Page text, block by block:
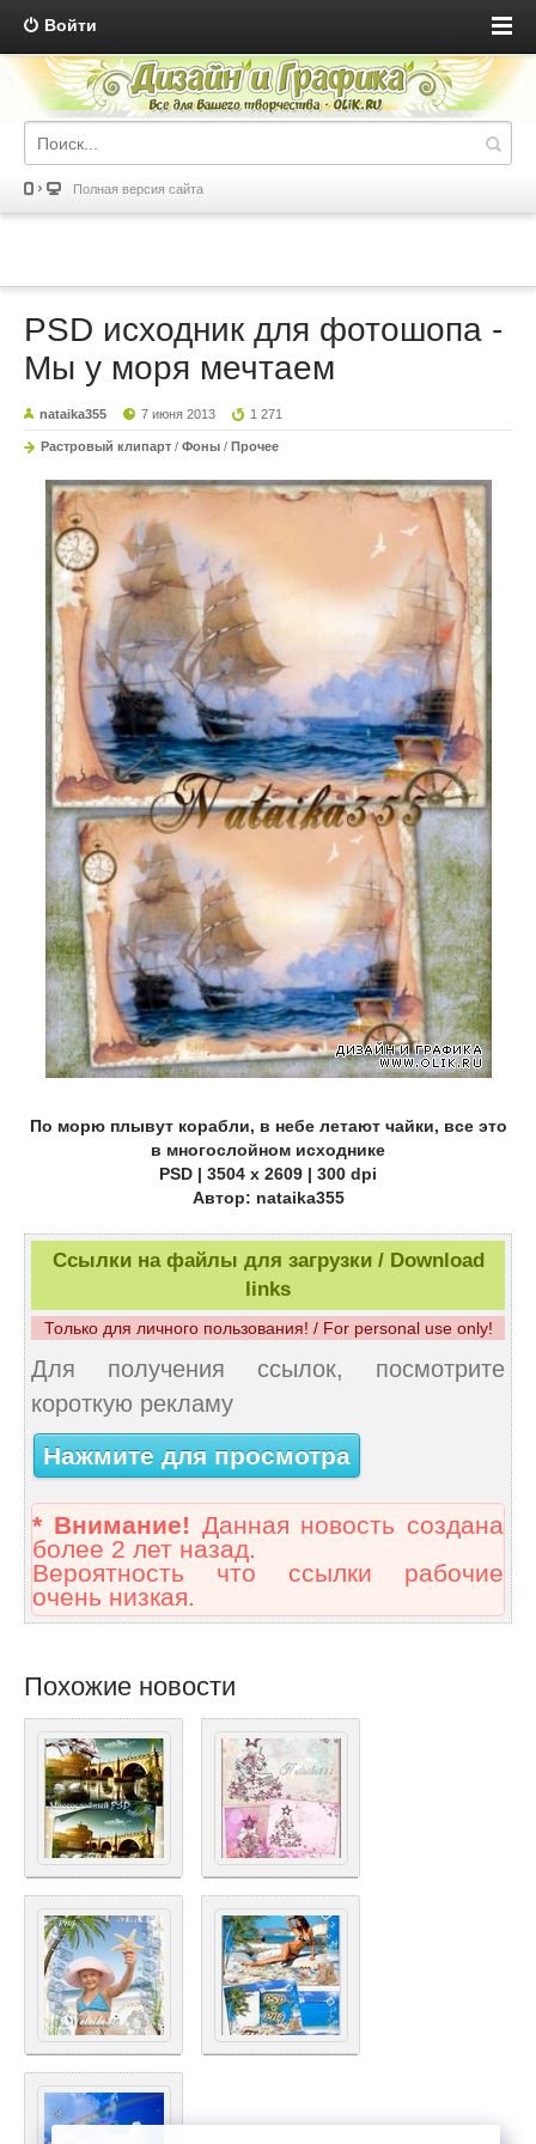
Войти
Полная версия сайта
PSD исходник для фотошопа -
Мы у моря мечтаем
nataika355 7 июня 2013 1 271
Растровый клипарт / Фоны / Прочее
По морю плывут корабли, в небе летают чайки, все это
в многослойном исходнике
PSD | 3504 x 2609 | 300 dpi
Автор: nataika355
Ссылки на файлы для загрузки / Download
links
Только для личного пользования! / For personal use only!
Для получения ссылок, посмотрите
короткую рекламу
Нажмите для просмотра
* Внимание! Данная новость создана
более 2 лет назад.
Вероятность что ссылки рабочие
очень низкая.
Похожие новости